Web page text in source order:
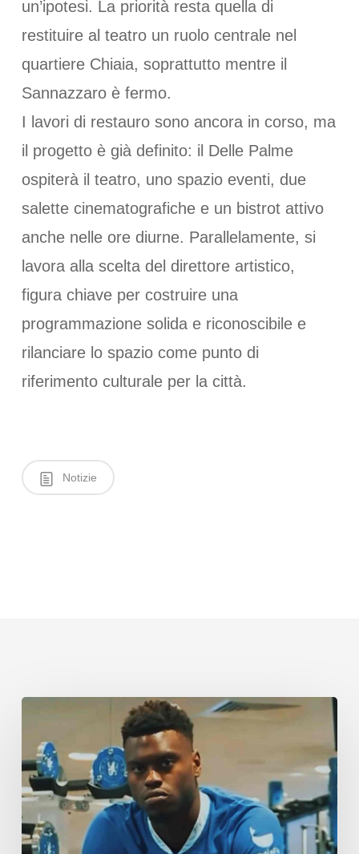
un’ipotesi. La priorità resta quella di
restituire al teatro un ruolo centrale nel
quartiere Chiaia, soprattutto mentre il
Sannazzaro è fermo.
I lavori di restauro sono ancora in corso, ma
il progetto è già definito: il Delle Palme
ospiterà il teatro, uno spazio eventi, due
salette cinematografiche e un bistrot attivo
anche nelle ore diurne. Parallelamente, si
lavora alla scelta del direttore artistico,
figura chiave per costruire una
programmazione solida e riconoscibile e
rilanciare lo spazio come punto di
riferimento culturale per la città.
Notizie